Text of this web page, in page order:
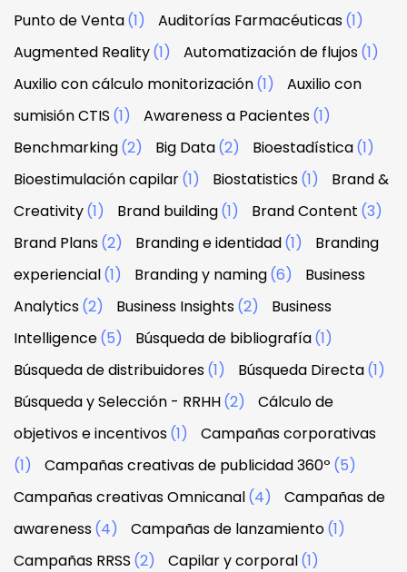
Punto de Venta(1) Auditorías Farmacéuticas(1)
Augmented Reality(1) Automatización de flujos(1)
Auxilio con cálculo monitorización(1)
Auxilio con
sumisión CTIS (1) Awareness a Pacientes(1)
Benchmarking(2) Big Data(2) Bioestadística(1)
Bioestimulación capilar(1) Biostatistics(1)
Brand &
Creativity(1) Brand building(1) Brand Content (3)
Brand Plans(2) Branding e identidad(1)
Branding
experiencial(1) Branding y naming(6)
Business
Analytics(2) Business Insights(2)
Business
Intelligence(5) Búsqueda de bibliografía(1)
Búsqueda de distribuidores(1) Búsqueda Directa(1)
Búsqueda y Selección - RRHH(2)
Cálculo de
objetivos e incentivos(1)
Campañas corporativas
(1)
Campañas creativas de publicidad 360º (5)
Campañas creativas Omnicanal(4)
Campañas de
awareness(4) Campañas de lanzamiento(1)
Campañas RRSS (2) Capilar y corporal(1)